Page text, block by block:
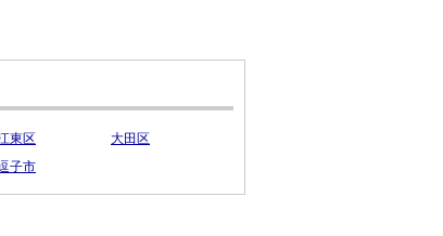
東区
大田区
子市